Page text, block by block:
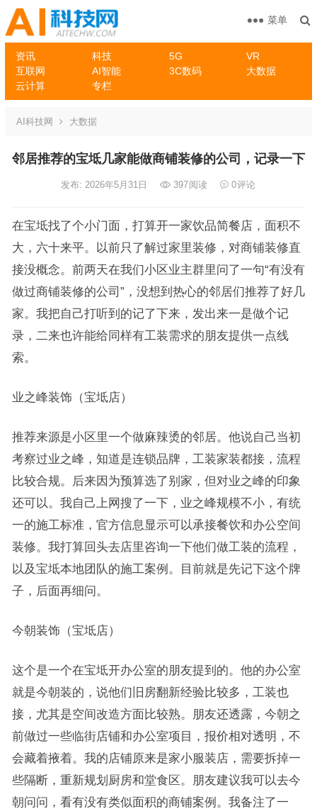
资讯 科技 5G
VR
互联网
AI智能 3C数码
大数据
云计算
专栏
菜单
AI科技网 大数据
邻居推荐的宝坻几家能做商铺装修的公司，记录一下
发布: 2026年5月31日 397阅读 0评论
在宝坻找了个小门面，打算开一家饮品简餐店，面积不
大，六十来平。以前只了解过家里装修，对商铺装修直
接没概念。前两天在我们小区业主群里问了一句“有没有
做过商铺装修的公司”，没想到热心的邻居们推荐了好几
家。我把自己打听到的记了下来，发出来一是做个记
录，二来也许能给同样有工装需求的朋友提供一点线
索。
业之峰装饰（宝坻店）
推荐来源是小区里一个做麻辣烫的邻居。他说自己当初
考察过业之峰，知道是连锁品牌，工装家装都接，流程
比较合规。后来因为预算选了别家，但对业之峰的印象
还可以。我自己上网搜了一下，业之峰规模不小，有统
一的施工标准，官方信息显示可以承接餐饮和办公空间
装修。我打算回头去店里咨询一下他们做工装的流程，
以及宝坻本地团队的施工案例。目前就是先记下这个牌
子，后面再细问。
今朝装饰（宝坻店）
这个是一个在宝坻开办公室的朋友提到的。他的办公室
就是今朝装的，说他们旧房翻新经验比较多，工装也
接，尤其是空间改造方面比较熟。朋友还透露，今朝之
前做过一些临街店铺和办公室项目，报价相对透明，不
会藏着掖着。我的店铺原来是家小服装店，需要拆掉一
些隔断，重新规划厨房和堂食区。朋友建议我可以去今
朝问问，看有没有类似面积的商铺案例。我备注了一